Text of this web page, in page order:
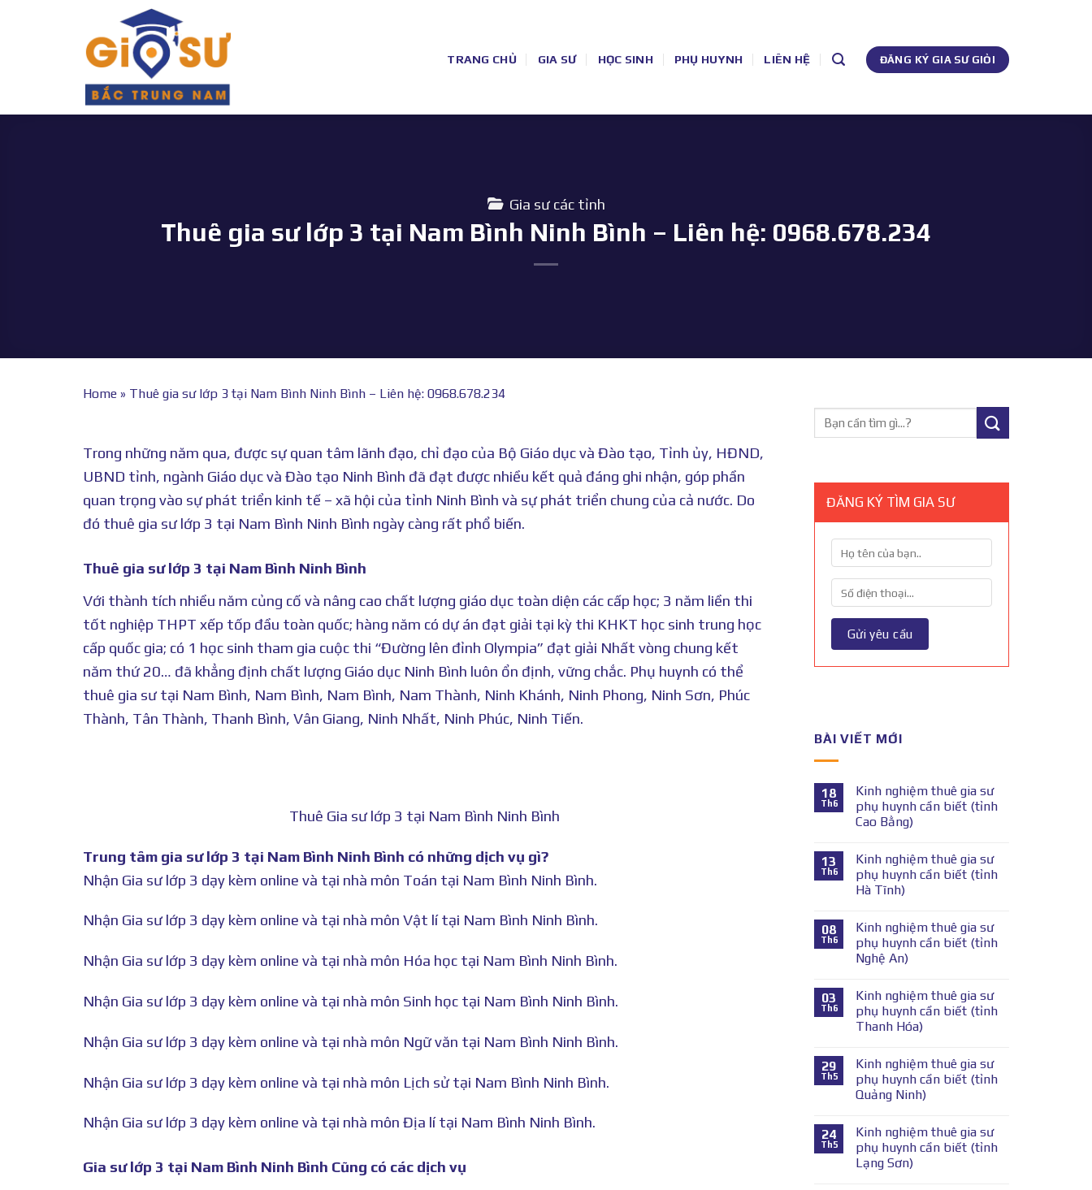
TRANG CHỦ GIA SƯ HỌC SINH PHỤ HUYNH LIÊN HỆ ĐĂNG KÝ GIA SƯ GIỎI
Gia sư các tỉnh
Thuê gia sư lớp 3 tại Nam Bình Ninh Bình – Liên hệ: 0968.678.234
Home » Thuê gia sư lớp 3 tại Nam Bình Ninh Bình – Liên hệ: 0968.678.234
Trong những năm qua, được sự quan tâm lãnh đạo, chỉ đạo của Bộ Giáo dục và Đào tạo, Tỉnh ủy, HĐND,
UBND tỉnh, ngành Giáo dục và Đào tạo Ninh Bình đã đạt được nhiều kết quả đáng ghi nhận, góp phần
quan trọng vào sự phát triển kinh tế – xã hội của tỉnh Ninh Bình và sự phát triển chung của cả nước. Do
đó thuê gia sư lớp 3 tại Nam Bình Ninh Bình ngày càng rất phổ biến.
Thuê gia sư lớp 3 tại Nam Bình Ninh Bình
Với thành tích nhiều năm củng cố và nâng cao chất lượng giáo dục toàn diện các cấp học; 3 năm liền thi
tốt nghiệp THPT xếp tốp đầu toàn quốc; hàng năm có dự án đạt giải tại kỳ thi KHKT học sinh trung học
cấp quốc gia; có 1 học sinh tham gia cuộc thi “Đường lên đỉnh Olympia” đạt giải Nhất vòng chung kết
năm thứ 20… đã khẳng định chất lượng Giáo dục Ninh Bình luôn ổn định, vững chắc. Phụ huynh có thể
thuê gia sư tại Nam Bình, Nam Bình, Nam Bình, Nam Thành, Ninh Khánh, Ninh Phong, Ninh Sơn, Phúc
Thành, Tân Thành, Thanh Bình, Vân Giang, Ninh Nhất, Ninh Phúc, Ninh Tiến.
Thuê Gia sư lớp 3 tại Nam Bình Ninh Bình
Trung tâm gia sư lớp 3 tại Nam Bình Ninh Bình có những dịch vụ gì?
Nhận Gia sư lớp 3 dạy kèm online và tại nhà môn Toán tại Nam Bình Ninh Bình.
Nhận Gia sư lớp 3 dạy kèm online và tại nhà môn Vật lí tại Nam Bình Ninh Bình.
Nhận Gia sư lớp 3 dạy kèm online và tại nhà môn Hóa học tại Nam Bình Ninh Bình.
Nhận Gia sư lớp 3 dạy kèm online và tại nhà môn Sinh học tại Nam Bình Ninh Bình.
Nhận Gia sư lớp 3 dạy kèm online và tại nhà môn Ngữ văn tại Nam Bình Ninh Bình.
Nhận Gia sư lớp 3 dạy kèm online và tại nhà môn Lịch sử tại Nam Bình Ninh Bình.
Nhận Gia sư lớp 3 dạy kèm online và tại nhà môn Địa lí tại Nam Bình Ninh Bình.
Gia sư lớp 3 tại Nam Bình Ninh Bình Cũng có các dịch vụ
ĐĂNG KÝ TÌM GIA SƯ
BÀI VIẾT MỚI
18
Th6
Kinh nghiệm thuê gia sư
phụ huynh cần biết (tỉnh
Cao Bằng)
13
Th6
Kinh nghiệm thuê gia sư
phụ huynh cần biết (tỉnh
Hà Tĩnh)
08
Th6
Kinh nghiệm thuê gia sư
phụ huynh cần biết (tỉnh
Nghệ An)
03
Th6
Kinh nghiệm thuê gia sư
phụ huynh cần biết (tỉnh
Thanh Hóa)
29
Th5
Kinh nghiệm thuê gia sư
phụ huynh cần biết (tỉnh
Quảng Ninh)
24
Th5
Kinh nghiệm thuê gia sư
phụ huynh cần biết (tỉnh
Lạng Sơn)